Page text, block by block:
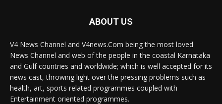
ABOUT US
V4 News Channel and V4news.Com being the most loved
News Channel and web of the people in the coastal Karnataka
and Gulf countries and worldwide; which is well accepted for its
news cast, throwing light over the pressing problems such as
health, art, sports related programmes coupled with
Entertainment oriented programmes.